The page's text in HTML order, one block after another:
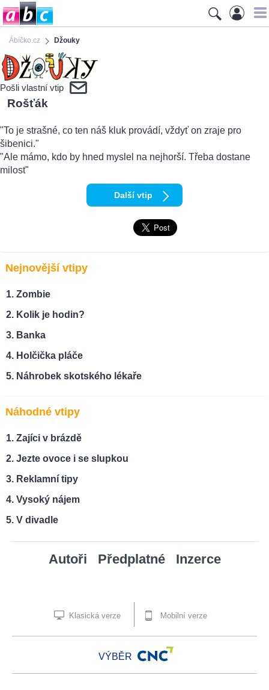
Ábíčko.cz Džouky
Pošli vlastní vtip
Rošťák
"To je strašné, co ten náš kluk provádí, vždyť on zraje pro
šibenici."
"Ale mámo, kdo by hned myslel na nejhorší. Třeba dostane
milost"
Další vtip
Nejnovější vtipy
Zombie
Kolik je hodin?
Banka
Holčička pláče
Náhrobek skotského lékaře
Náhodné vtipy
Zajíci v brázdě
Jezte ovoce i se slupkou
Reklamní tipy
Vysoký nájem
V divadle
Autoři Předplatné Inzerce
Klasická verze Mobilní verze
VÝBĚR